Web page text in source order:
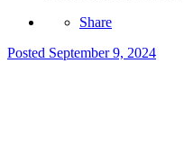
Share
Posted September 9, 2024